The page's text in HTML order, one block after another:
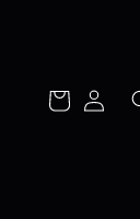
Log
in
Cart